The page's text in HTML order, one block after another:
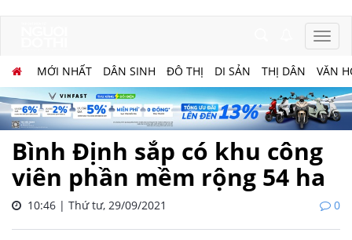
MỚI NHẤT DÂN SINH ĐÔ THỊ DI SẢN THỊ DÂN VĂN
Bình Định sắp có khu công
viên phần mềm rộng 54 ha
10:46 | Thứ tư, 29/09/2021 0